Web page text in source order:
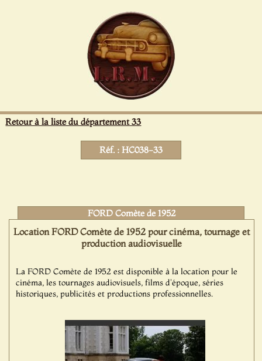
Retour à la liste du département 33
Réf. : HC038-33
FORD Comète de 1952
Location FORD Comète de 1952 pour cinéma, tournage et
production audiovisuelle
La FORD Comète de 1952 est disponible à la location pour le
cinéma, les tournages audiovisuels, films d'époque, séries
historiques, publicités et productions professionnelles.